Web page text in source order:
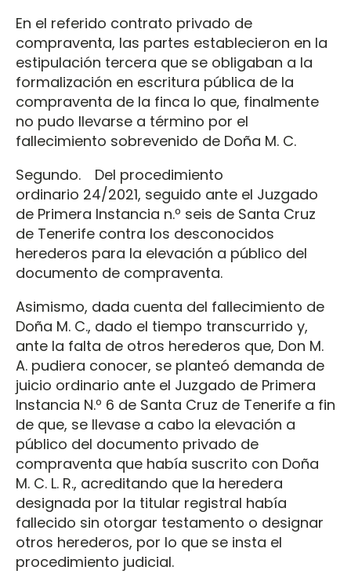
En el referido contrato privado de
compraventa, las partes establecieron en la
estipulación tercera que se obligaban a la
formalización en escritura pública de la
compraventa de la finca lo que, finalmente
no pudo llevarse a término por el
fallecimiento sobrevenido de Doña M. C.
Segundo. Del procedimiento
ordinario 24/2021, seguido ante el Juzgado
de Primera Instancia n.º seis de Santa Cruz
de Tenerife contra los desconocidos
herederos para la elevación a público del
documento de compraventa.
Asimismo, dada cuenta del fallecimiento de
Doña M. C., dado el tiempo transcurrido y,
ante la falta de otros herederos que, Don M.
A. pudiera conocer, se planteó demanda de
juicio ordinario ante el Juzgado de Primera
Instancia N.º 6 de Santa Cruz de Tenerife a fin
de que, se llevase a cabo la elevación a
público del documento privado de
compraventa que había suscrito con Doña
M. C. L. R., acreditando que la heredera
designada por la titular registral había
fallecido sin otorgar testamento o designar
otros herederos, por lo que se insta el
procedimiento judicial.